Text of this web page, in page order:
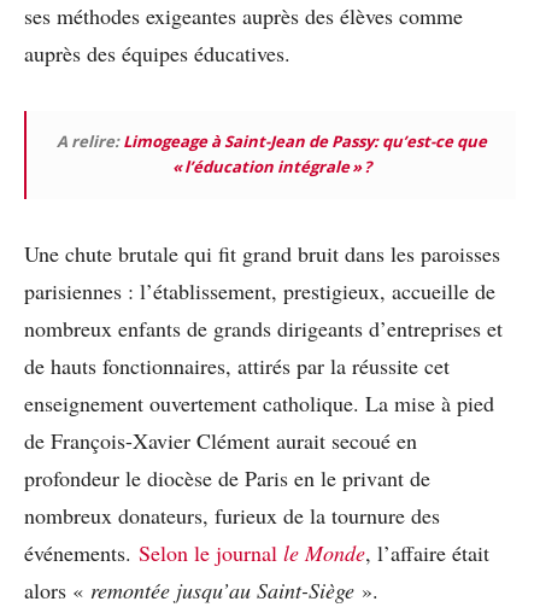
ses méthodes exigeantes auprès des élèves comme
auprès des équipes éducatives.
A relire:Limogeage à Saint-Jean de Passy: qu’est-ce que
« l’éducation intégrale » ?
Une chute brutale qui fit grand bruit dans les paroisses
parisiennes : l’établissement, prestigieux, accueille de
nombreux enfants de grands dirigeants d’entreprises et
de hauts fonctionnaires, attirés par la réussite cet
enseignement ouvertement catholique. La mise à pied
de François-Xavier Clément aurait secoué en
profondeur le diocèse de Paris en le privant de
nombreux donateurs, furieux de la tournure des
événements. Selon le journal le Monde, l’affaire était
alors « remontée jusqu’au Saint-Siège ».